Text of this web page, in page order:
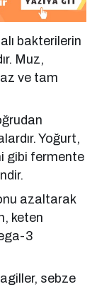
bakterilerin
Muz,
ve tam
Yoğurt,
gibi fermente
azaltarak
keten
3
sebze